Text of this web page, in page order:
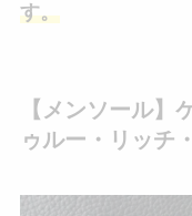
す。
【メンソール】
ゥルー・リッチ